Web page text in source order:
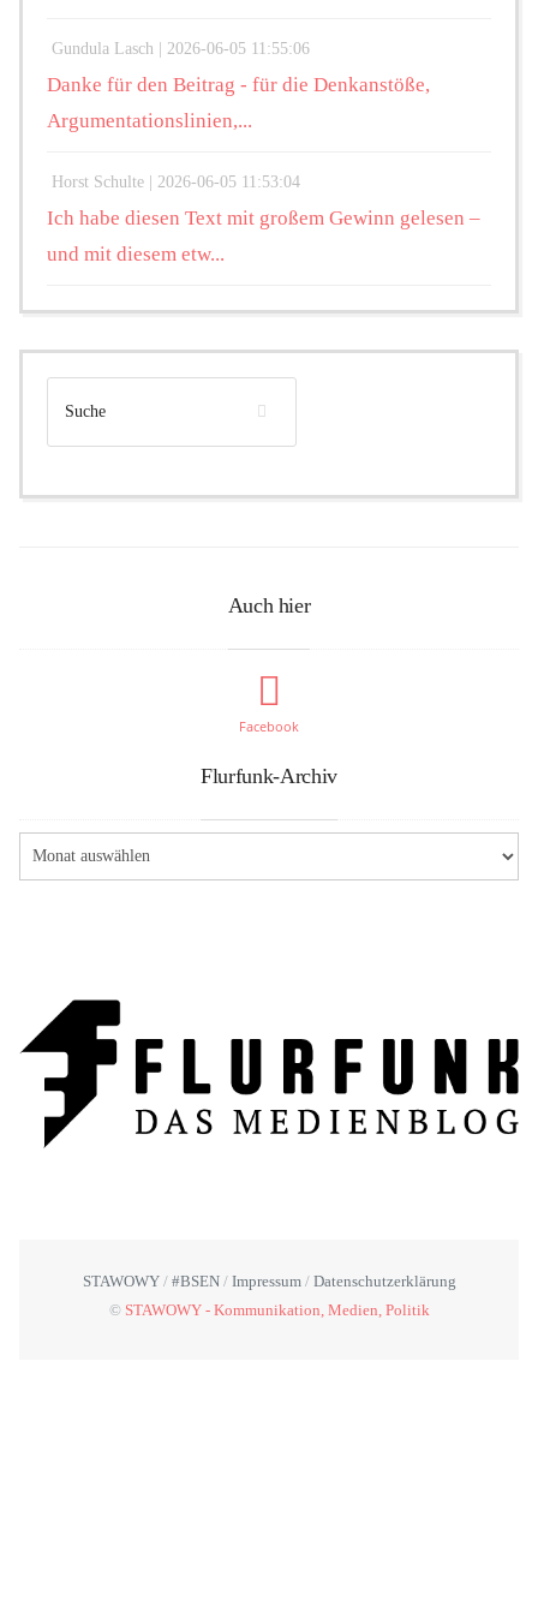
Gundula Lasch | 2026-06-05 11:55:06
Danke für den Beitrag - für die Denkanstöße,
Argumentationslinien,...
Horst Schulte | 2026-06-05 11:53:04
Ich habe diesen Text mit großem Gewinn gelesen –
und mit diesem etw...
Auch hier
Facebook
Flurfunk-Archiv
STAWOWY #BSEN Impressum
Datenschutzerklärung
© STAWOWY - Kommunikation, Medien, Politik